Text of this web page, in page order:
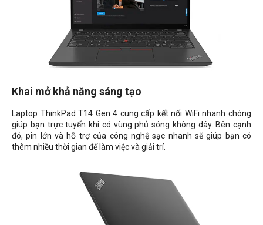
Khai mở khả năng sáng tạo
Laptop ThinkPad T14 Gen 4 cung cấp kết nối WiFi nhanh chóng
giúp bạn trực tuyến khi có vùng phủ sóng không dây. Bên cạnh
đó, pin lớn và hỗ trợ của công nghệ sạc nhanh sẽ giúp bạn có
thêm nhiều thời gian để làm việc và giải trí.